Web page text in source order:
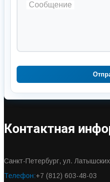
Сообщение
Контактная
Санкт-Петербург, ул.
Телефон:+7 (812) 603-48-03